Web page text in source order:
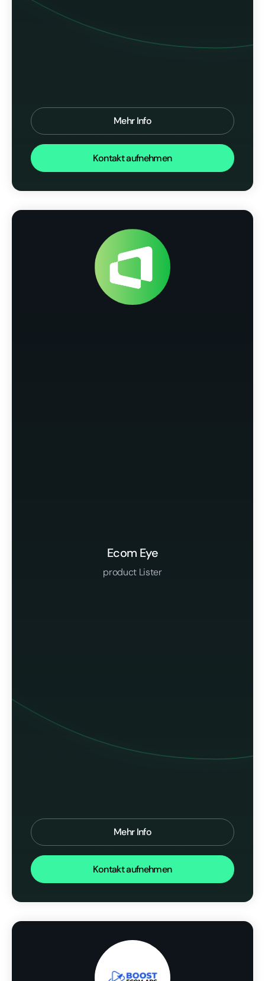
Mehr Info
Kontakt aufnehmen
Ecom Eye
product Lister
Mehr Info
Kontakt aufnehmen